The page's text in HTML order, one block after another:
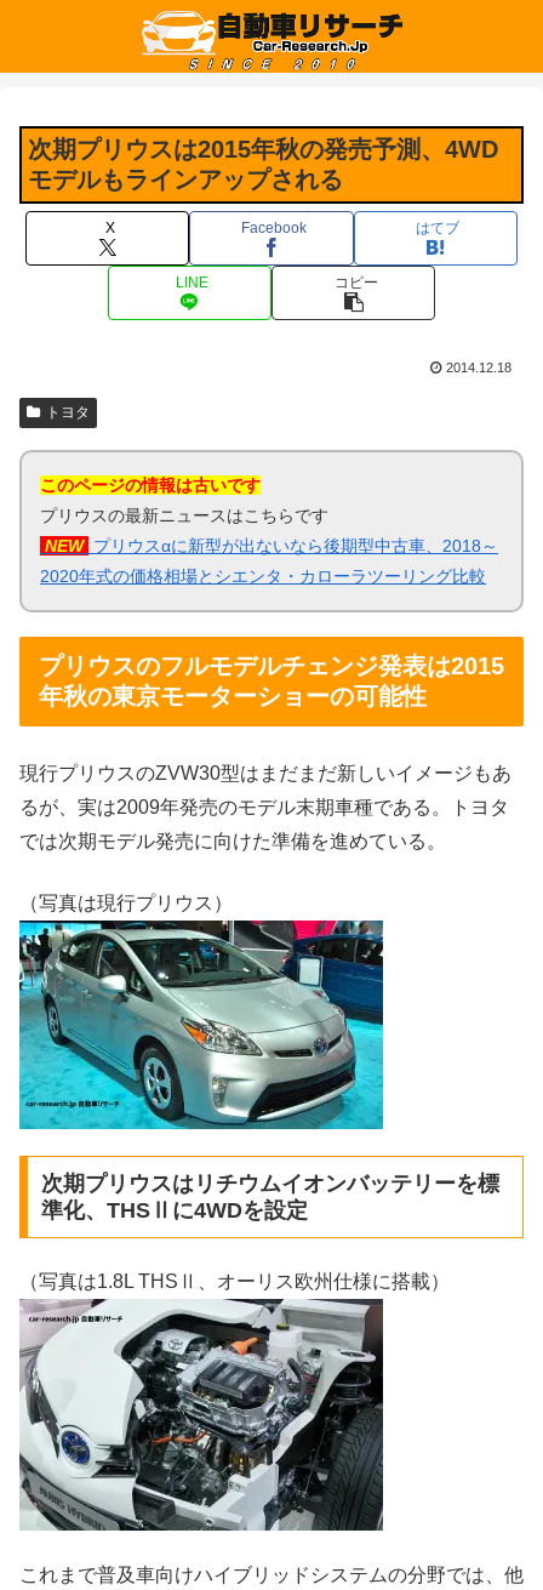
次期プリウスは2015年秋の発売予測、4WD
モデルもラインアップされる
X Facebook はてブ
LINE コピー
2014.12.18
トヨタ
このページの情報は古いです
プリウスの最新ニュースはこちらです
NEW プリウスαに新型が出ないなら後期型中古車、2018～
2020年式の価格相場とシエンタ・カローラツーリング比較
プリウスのフルモデルチェンジ発表は2015
年秋の東京モーターショーの可能性
現行プリウスのZVW30型はまだまだ新しいイメージもあ
るが、実は2009年発売のモデル末期車種である。トヨタ
では次期モデル発売に向けた準備を進めている。
（写真は現行プリウス）
次期プリウスはリチウムイオンバッテリーを標
準化、THSⅡに4WDを設定
（写真は1.8L THSⅡ、オーリス欧州仕様に搭載）
これまで普及車向けハイブリッドシステムの分野では、他